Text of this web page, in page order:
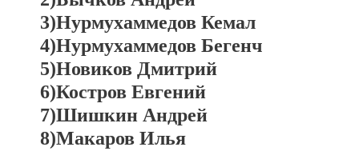
3)Нурмухаммедов Кемал
4)Нурмухаммедов Бегенч
5)Новиков Дмитрий
6)Костров Евгений
7)Шишкин Андрей
8)Макаров Илья